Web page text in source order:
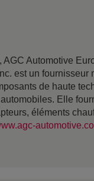
Automotive
est un
de haute
Elle
éléments